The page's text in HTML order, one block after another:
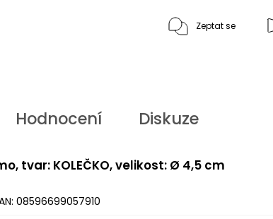
Zeptat se
Hodnocení Diskuze
tvar: KOLEČKO, velikost: Ø 4,5 cm
08596699057910